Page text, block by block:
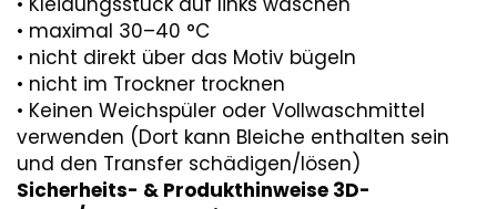
• maximal 30–40 °C
• nicht direkt über das Motiv bügeln
• nicht im Trockner trocknen
• Keinen Weichspüler oder Vollwaschmittel
verwenden (Dort kann Bleiche enthalten sein
und den Transfer schädigen/lösen)
Sicherheits- & Produkthinweise 3D-